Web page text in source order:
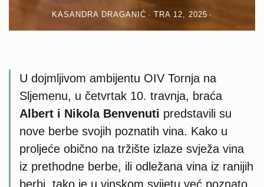
KASANDRA DRAGANIĆ TRA 12, 2025
U dojmljivom ambijentu OIV Tornja na
Sljemenu, u četvrtak 10. travnja, braća
Albert i Nikola Benvenuti predstavili su
nove berbe svojih poznatih vina. Kako u
proljeće obično na tržište izlaze svježa vina
iz prethodne berbe, ili odležana vina iz ranijih
berbi, tako je u vinskom svijetu već poznato